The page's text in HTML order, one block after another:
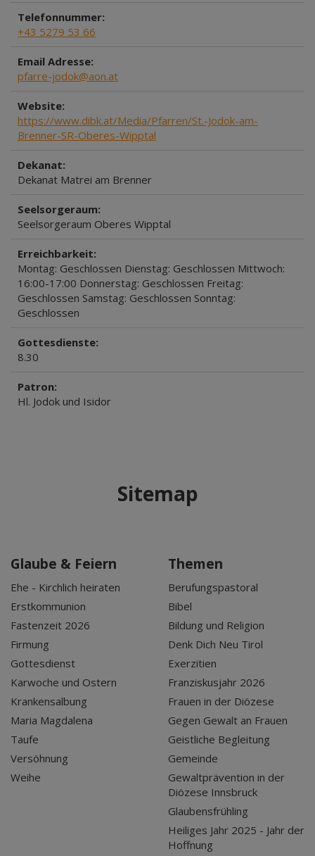
Telefonnummer:
+43 5279 53 66
Email Adresse:
pfarre-jodok@aon.at
Website:
https://www.dibk.at/Media/Pfarren/St.-Jodok-am-
Brenner-SR-Oberes-Wipptal
Dekanat:
Dekanat Matrei am Brenner
Seelsorgeraum:
Seelsorgeraum Oberes Wipptal
Erreichbarkeit:
Montag: Geschlossen Dienstag: Geschlossen Mittwoch:
16:00-17:00 Donnerstag: Geschlossen Freitag:
Geschlossen Samstag: Geschlossen Sonntag:
Geschlossen
Gottesdienste:
8.30
Patron:
Hl. Jodok und Isidor
Sitemap
Glaube & Feiern
Ehe - Kirchlich heiraten
Erstkommunion
Fastenzeit 2026
Firmung
Gottesdienst
Karwoche und Ostern
Krankensalbung
Maria Magdalena
Taufe
Versöhnung
Weihe
Themen
Berufungspastoral
Bibel
Bildung und Religion
Denk Dich Neu Tirol
Exerzitien
Franziskusjahr 2026
Frauen in der Diözese
Gegen Gewalt an Frauen
Geistliche Begleitung
Gemeinde
Gewaltprävention in der
Diözese Innsbruck
Glaubensfrühling
Heiliges Jahr 2025 - Jahr der
Hoffnung